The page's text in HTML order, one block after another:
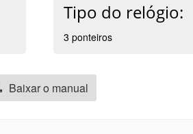
Tipo do relógio:
3 ponteiros
Baixar o manual